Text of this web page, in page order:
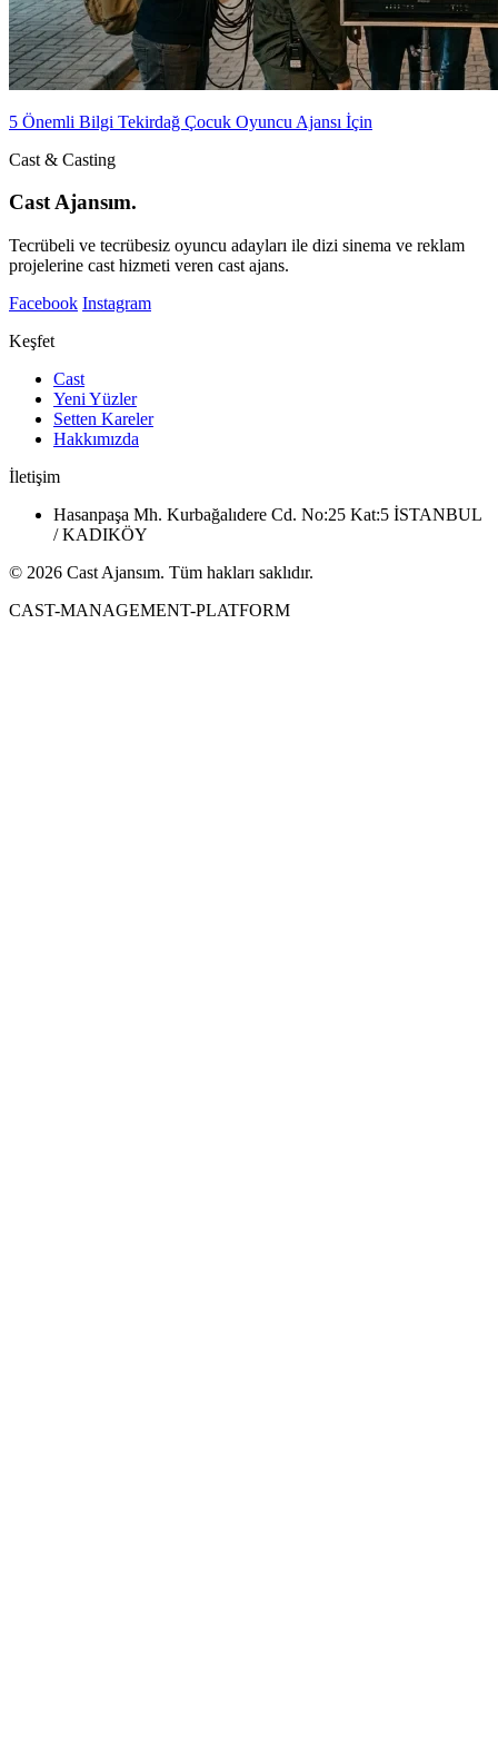
5 Önemli Bilgi Tekirdağ Çocuk Oyuncu Ajansı İçin
Cast & Casting
Cast Ajansım.
Tecrübeli ve tecrübesiz oyuncu adayları ile dizi sinema ve reklam
projelerine cast hizmeti veren cast ajans.
Facebook Instagram
Keşfet
Cast
Yeni Yüzler
Setten Kareler
Hakkımızda
İletişim
Hasanpaşa Mh. Kurbağalıdere Cd. No:25 Kat:5 İSTANBUL
/ KADIKÖY
© 2026 Cast Ajansım. Tüm hakları saklıdır.
CAST-MANAGEMENT-PLATFORM